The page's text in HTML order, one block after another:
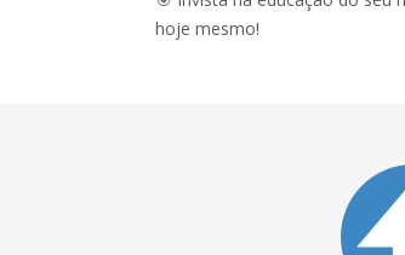
hoje mesmo!